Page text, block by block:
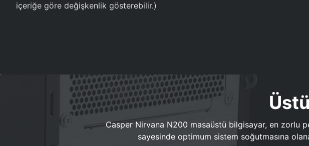
içeriğe göre değişkenlik gösterebilir.)
Casper Nirvana N200 masaüstü bilgisayar, en zorlu
sayesinde optimum sistem soğutmasına